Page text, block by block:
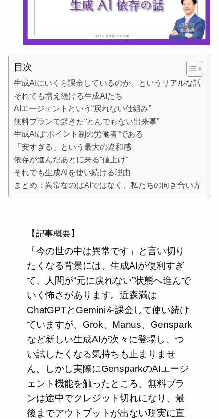
目次
生成AIにいくら課金しているのか、というリアルな話
それでも増え続ける生成AIたち
AIエージェントという“戻れない仕組み”
無料プランで起きた“とんでもない出来事”
生成AIは“ポイント制の労働者”である
「安すぎる」という最大の違和感
依存が進んだあとに来る“値上げ”
それでも生成AIを使い続ける理由
まとめ：異常なのはAIではなく、私たちの向き合い方
【記事概要】
「今の世の中は異常です」と言い切り
たくなる背景には、生成AIが便利すぎ
て、人間が“元に戻れない”状態へ進んで
いく怖さがあります。近森満は
ChatGPTとGeminiを課金して使い続け
ていますが、Grok、Manus、Genspark
など新しい生成AIが次々に登場し、つ
い試したくなる気持ちも止まりませ
ん。しかし実際にGensparkのAIエージ
ェント機能を触ったところ、無料プラ
ンは途中でクレジット切れになり、最
後までアウトプットが出ない現実に直